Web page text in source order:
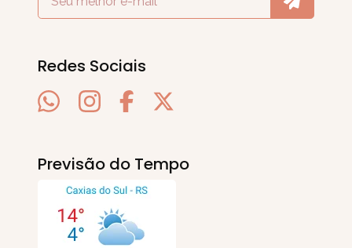
Redes Sociais
Previsão do Tempo